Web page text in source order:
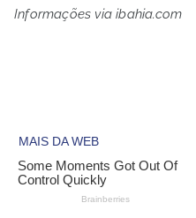
Informações via ibahia.com